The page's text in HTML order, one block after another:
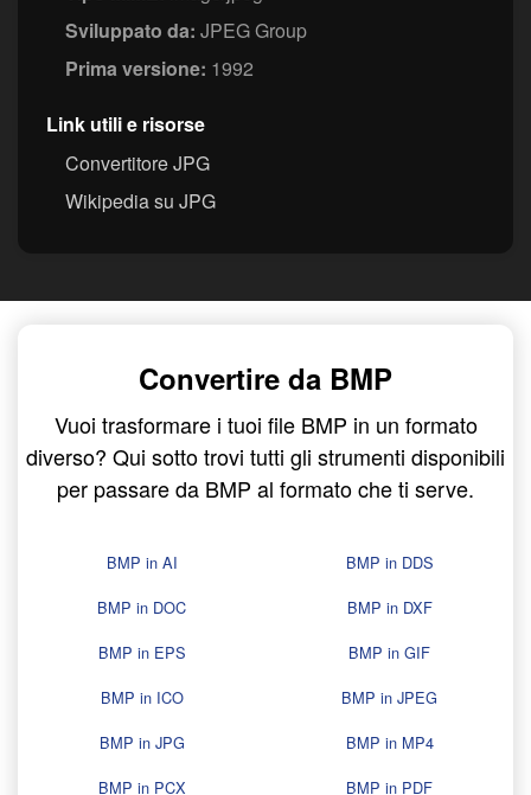
Sviluppato da: JPEG Group
Prima versione: 1992
Link utili e risorse
Convertitore JPG
Wikipedia su JPG
Convertire da BMP
Vuoi trasformare i tuoi file BMP in un formato
diverso? Qui sotto trovi tutti gli strumenti disponibili
per passare da BMP al formato che ti serve.
BMP in AI
BMP in DDS
BMP in DOC
BMP in DXF
BMP in EPS
BMP in GIF
BMP in ICO
BMP in JPEG
BMP in JPG
BMP in MP4
BMP in PCX
BMP in PDF